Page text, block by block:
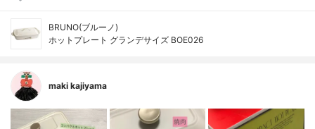
BRUNO(ブルーノ)
ホットプレート グランデサイズ BOE026
maki kajiyama